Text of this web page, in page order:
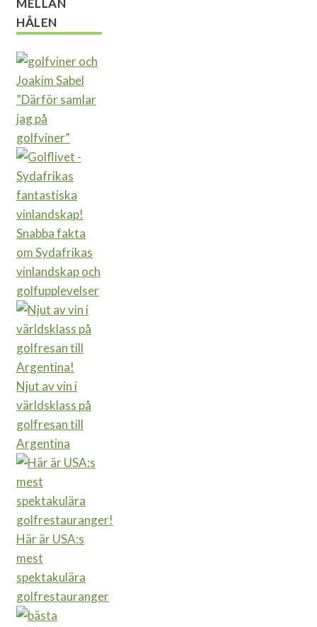
MELLAN
HÅLEN
”Därför samlar
jag på
golfviner”
Snabba fakta
om Sydafrikas
vinlandskap och
golfupplevelser
Njut av vin i
världsklass på
golfresan till
Argentina
Här är USA:s
mest
spektakulära
golfrestauranger